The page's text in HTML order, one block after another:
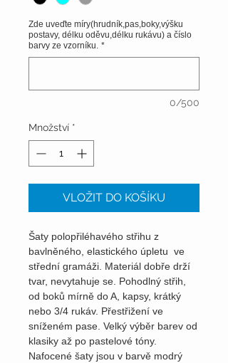
Zde uveďte míry(hrudník,pas,boky,výšku
postavy, délku oděvu,délku rukávu) a číslo
barvy ze vzorníku. *
0/500
Množství *
VLOŽIT DO KOŠÍKU
Šaty polopřiléhavého střihu z
bavlněného, elastického úpletu ve
střední gramáži. Materiál dobře drží
tvar, nevytahuje se. Pohodlný střih,
od boků mírně do A, kapsy, krátký
nebo 3/4 rukáv. Přestřižení ve
sníženém pase. Velký výběr barev od
klasiky až po pastelové tóny.
Nafocené šaty jsou v barvě modrý